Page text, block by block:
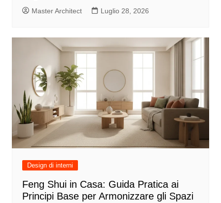
Master Architect Luglio 28, 2026
Design di interni
Feng Shui in Casa: Guida Pratica ai
Principi Base per Armonizzare gli Spazi